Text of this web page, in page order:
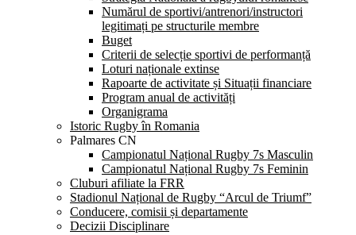
Numărul de sportivi/antrenori/instructori
legitimați pe structurile membre
Buget
Criterii de selecție sportivi de performanță
Loturi naționale extinse
Rapoarte de activitate și Situații financiare
Program anual de activități
Organigrama
Istoric Rugby în Romania
Palmares CN
Campionatul Național Rugby 7s Masculin
Campionatul Național Rugby 7s Feminin
Cluburi afiliate la FRR
Stadionul Național de Rugby “Arcul de Triumf”
Conducere, comisii și departamente
Decizii Disciplinare